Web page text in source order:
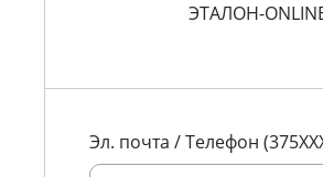
ЭТАЛОН-
Эл. почта / Телефон